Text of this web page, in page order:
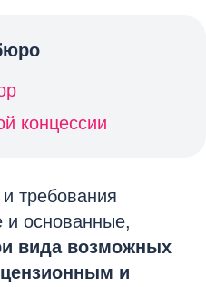
концессии
требования
и основанные,
вида возможных
и